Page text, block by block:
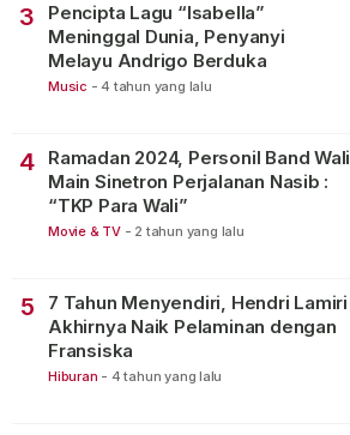
3
Pencipta Lagu “Isabella”
Meninggal Dunia, Penyanyi
Melayu Andrigo Berduka
Music - 4 tahun yang lalu
4
Ramadan 2024, Personil Band Wali
Main Sinetron Perjalanan Nasib :
“TKP Para Wali”
Movie & TV - 2 tahun yang lalu
5
7 Tahun Menyendiri, Hendri Lamiri
Akhirnya Naik Pelaminan dengan
Fransiska
Hiburan - 4 tahun yang lalu